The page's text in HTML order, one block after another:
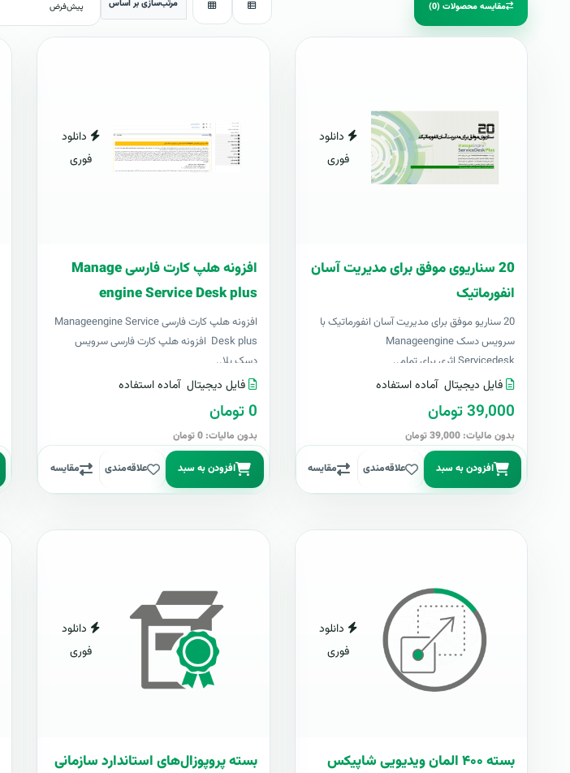
مقایسه محصولات (0) مرتب‌سازی بر اساس
دانلود
فوری
20 سناریوی موفق برای مدیریت آسان
انفورماتیک
20 سناریو موفق برای مدیریت آسان انفورماتیک با
سرویس دسک Manageengine
Servicedesk اثری برای تمام..
فایل دیجیتال آماده استفاده
39,000 تومان
بدون مالیات: 39,000 تومان
افزودن به سبد علاقه‌مندی مقایسه
دانلود
فوری
افزونه هلپ کارت فارسی Manage
engine Service Desk plus
افزونه هلپ کارت فارسی Manageengine Service
Desk plus افزونه هلپ کارت فارسی سرویس
دسک پلا..
فایل دیجیتال آماده استفاده
0 تومان
بدون مالیات: 0 تومان
افزودن به سبد علاقه‌مندی مقایسه
دانلود
فوری
بسته ۴۰۰ المان ویدیویی شاپیکس
دانلود
فوری
بسته پروپوزال‌های استاندارد سازمانی